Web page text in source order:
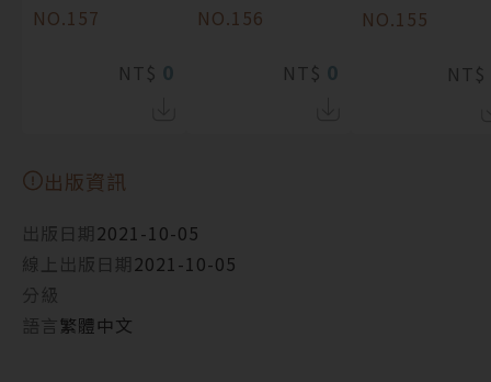
NO.157
NT$ 0
NO.156
NT$ 0
NO.155
NT$
出版資訊
出版日期2021-10-05
線上出版日期2021-10-05
分級
語言繁體中文